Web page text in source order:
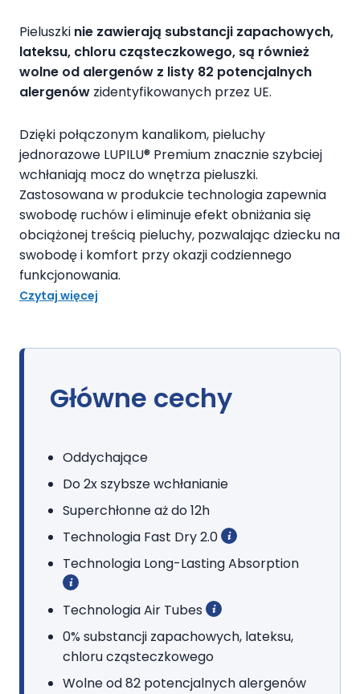
Pieluszki nie zawierają substancji zapachowych,
lateksu, chloru cząsteczkowego, są również
wolne od alergenów z listy 82 potencjalnych
alergenów zidentyfikowanych przez UE.
Dzięki połączonym kanalikom, pieluchy
jednorazowe LUPILU® Premium znacznie szybciej
wchłaniają mocz do wnętrza pieluszki.
Zastosowana w produkcie technologia zapewnia
swobodę ruchów i eliminuje efekt obniżania się
obciążonej treścią pieluchy, pozwalając dziecku na
swobodę i komfort przy okazji codziennego
funkcjonowania.
rozmiar 2 (Mini) –waga: od 3 kg do 6 kg;
waga: od 4 kg do 9 kg
rozmiar 5 (Junior)
rozmiar 6 (XL)–waga: powyżej 15 kg.
Czytaj więcej
Główne cechy
Oddychające
Do 2x szybsze wchłanianie
Superchłonne aż do 12h
Technologia Fast Dry 2.0
Technologia Long-Lasting Absorption
Technologia Air Tubes
0% substancji zapachowych, lateksu,
chloru cząsteczkowego
Wolne od 82 potencjalnych alergenów